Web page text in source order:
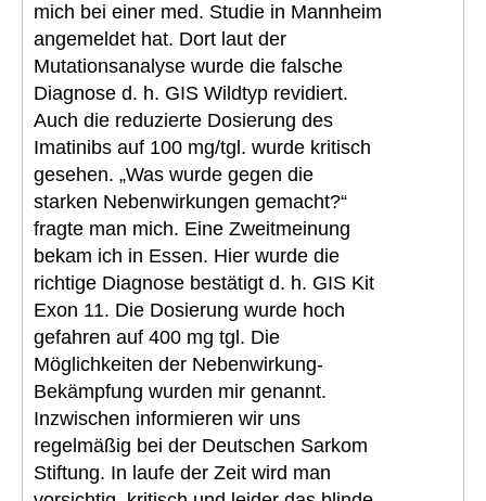
mich bei einer med. Studie in Mannheim
angemeldet hat. Dort laut der
Mutationsanalyse wurde die falsche
Diagnose d. h. GIS Wildtyp revidiert.
Auch die reduzierte Dosierung des
Imatinibs auf 100 mg/tgl. wurde kritisch
gesehen. „Was wurde gegen die
starken Nebenwirkungen gemacht?“
fragte man mich. Eine Zweitmeinung
bekam ich in Essen. Hier wurde die
richtige Diagnose bestätigt d. h. GIS Kit
Exon 11. Die Dosierung wurde hoch
gefahren auf 400 mg tgl. Die
Möglichkeiten der Nebenwirkung-
Bekämpfung wurden mir genannt.
Inzwischen informieren wir uns
regelmäßig bei der Deutschen Sarkom
Stiftung. In laufe der Zeit wird man